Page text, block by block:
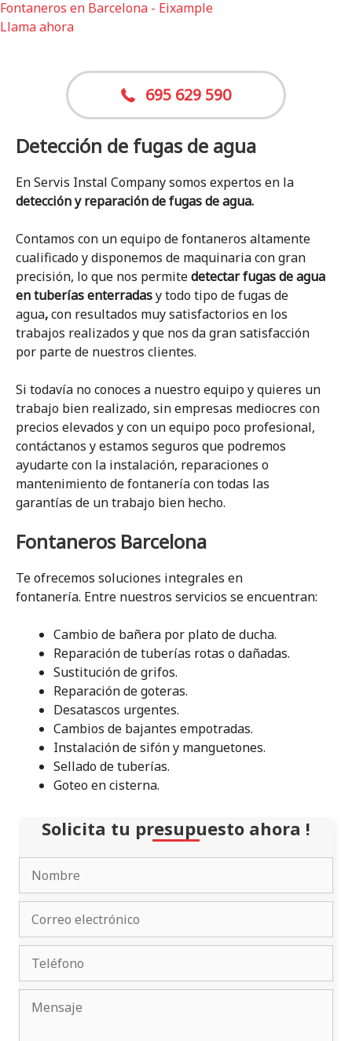
Fontaneros en Barcelona - Eixample
Llama ahora
695 629 590
Detección de fugas de agua
En Servis Instal Company somos expertos en la
detección y reparación de fugas de agua.
Contamos con un equipo de fontaneros altamente
cualificado y disponemos de maquinaria con gran
precisión, lo que nos permitedetectar fugas de agua
en tuberías enterradasy todo tipo de fugas de
agua,con resultados muy satisfactorios en los
trabajos realizados y que nos da gran satisfacción
por parte de nuestros clientes.
Si todavía no conoces a nuestro equipo y quieres un
trabajo bien realizado, sin empresas mediocres con
precios elevados y con un equipo poco profesional,
contáctanos y estamos seguros que podremos
ayudarte con la instalación, reparaciones o
mantenimiento de fontanería con todas las
garantías de un trabajo bien hecho.
Fontaneros Barcelona
Te ofrecemos soluciones integrales en
fontanería. Entre nuestros servicios se encuentran:
Cambio de bañera por plato de ducha.
Reparación de tuberías rotas o dañadas.
Sustitución de grifos.
Reparación de goteras.
Desatascos urgentes.
Cambios de bajantes empotradas.
Instalación de sifón y manguetones.
Sellado de tuberías.
Goteo en cisterna.
Solicita tu presupuesto ahora !